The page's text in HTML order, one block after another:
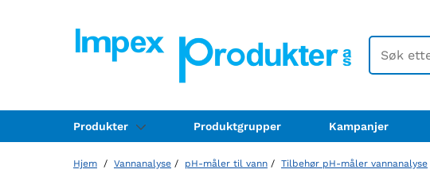
Produkter Produktgrupper Kampanjer
Hjem / Vannanalyse / pH-måler til vann / Tilbehør pH-måler vannanalyse